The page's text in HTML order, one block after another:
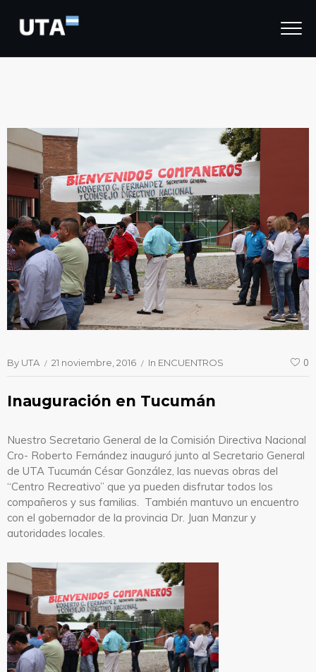
By UTA 21 noviembre, 2016 In ENCUENTROS 0
Inauguración en Tucumán
Nuestro Secretario General de la Comisión Directiva Nacional
Cro- Roberto Fernández inauguró junto al Secretario General
de UTA Tucumán César González, las nuevas obras del
“Centro Recreativo” que ya pueden disfrutar todos los
compañeros y sus familias. También mantuvo un encuentro
con el gobernador de la provincia Dr. Juan Manzur y
autoridades locales.